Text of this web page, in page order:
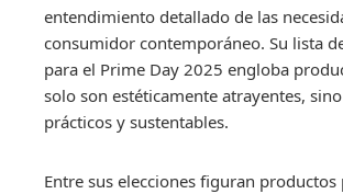
entendimiento detallado de las
consumidor contemporáneo. Su lista
para el Prime Day 2025 engloba
solo son estéticamente atrayentes,
prácticos y sustentables.
Entre sus elecciones figuran productos